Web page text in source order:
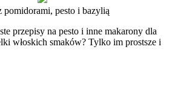
pomidorami, pesto i bazylią
przepisy na pesto i inne makarony dla
włoskich smaków? Tylko im prostsze i